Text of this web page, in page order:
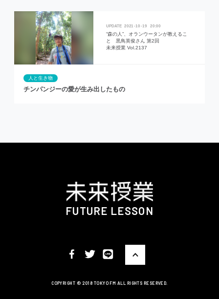
2021 10 19 20:00
“森の人”、オランウータンが教えるこ
と 黒鳥英俊さん 第2回
未来授業 Vol.2137
人と生き物
チンパンジーの愛が生み出したもの
FUTURE LESSON
COPYRIGHT ©️ 2018 TOKYO FM ALL RIGHTS RESERVED.